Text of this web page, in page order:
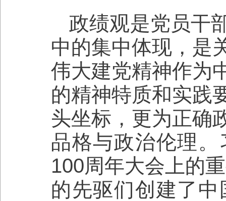
政绩观是党员干
中的集中体现，是
伟大建党精神作为
的精神特质和实践
头坐标，更为正确
品格与政治伦理
100周年大会上的
的先驱们创建了